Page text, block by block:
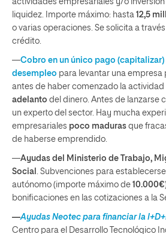
actividades empresariales y/o
liquidez. Importe máximo: hasta 12,5
o varias operaciones. Se solicita a
crédito.
—Cobro en un único pago
desempleo para levantar una empresa
antes de haber comenzado la actividad
adelanto del dinero. Antes de lanzarse
un experto del sector. Hay mucha
empresariales poco maduras que
de haberse emprendido.
—Ayudas del Ministerio de Trabajo,
Social . Subvenciones para
autónomo (importe máximo de 10.000€
bonificaciones en las cotizaciones a la
—Ayudas Neotec para financiar la
Centro para el Desarrollo Tecnológico